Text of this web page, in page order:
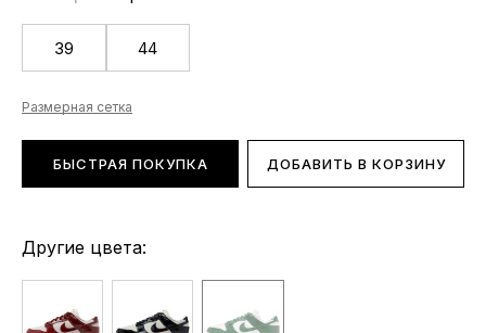
39 44
Размерная сетка
БЫСТРАЯ ПОКУПКА ДОБАВИТЬ В КОРЗИНУ
Другие цвета: